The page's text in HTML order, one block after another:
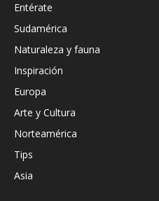
Entérate
Sudamérica
Naturaleza y fauna
Inspiración
Europa
Arte y Cultura
Norteamérica
Tips
Asia